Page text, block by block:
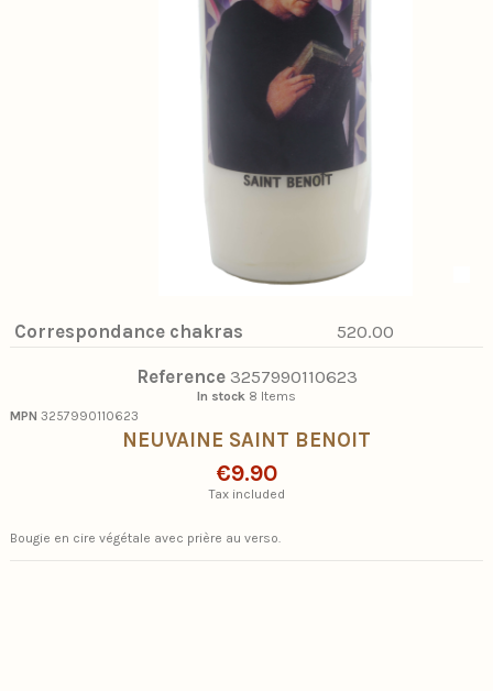
Correspondance chakras 520.00
Reference 3257990110623
In stock 8 Items
MPN 3257990110623
NEUVAINE SAINT BENOIT
€9.90
Tax included
Bougie en cire végétale avec prière au verso.